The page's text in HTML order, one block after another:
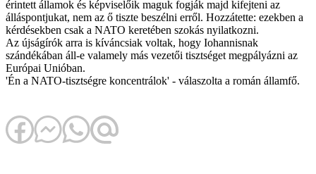
érintett államok és képviselőik maguk fogják majd kifejteni az
álláspontjukat, nem az ő tiszte beszélni erről. Hozzátette: ezekben a
kérdésekben csak a NATO keretében szokás nyilatkozni.
Az újságírók arra is kíváncsiak voltak, hogy Iohannisnak
szándékában áll-e valamely más vezetői tisztséget megpályázni az
Európai Unióban.
'Én a NATO-tisztségre koncentrálok' - válaszolta a román államfő.